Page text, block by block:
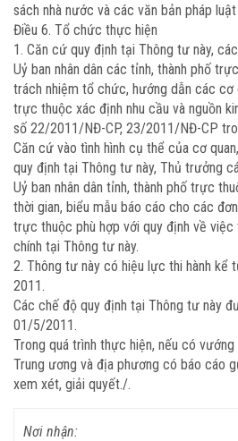
sách nhà nước và các văn bản pháp luật
Điều 6. Tổ chức thực hiện
1. Căn cứ quy định tại Thông tư này,
Uỷ ban nhân dân các tỉnh, thành phố
trách nhiệm tổ chức, hướng dẫn các cơ
trực thuộc xác định nhu cầu và nguồn
số 22/2011/NĐ-CP, 23/2011/NĐ-CP
Căn cứ vào tình hình cụ thể của cơ
quy định tại Thông tư này, Thủ trưởng
Uỷ ban nhân dân tỉnh, thành phố trực
thời gian, biểu mẫu báo cáo cho các
trực thuộc phù hợp với quy định về việc
chính tại Thông tư này.
2. Thông tư này có hiệu lực thi hành kể
2011.
Các chế độ quy định tại Thông tư này
01/5/2011.
Trong quá trình thực hiện, nếu có
Trung ương và địa phương có báo cáo
xem xét, giải quyết./.
Nơi nhận: